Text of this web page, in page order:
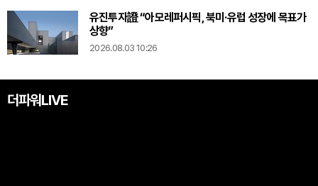
유진투자證 “아모레퍼시픽, 북미·유럽 성장에 목표가
상향”
2026.08.03 10:26
더파워LIVE